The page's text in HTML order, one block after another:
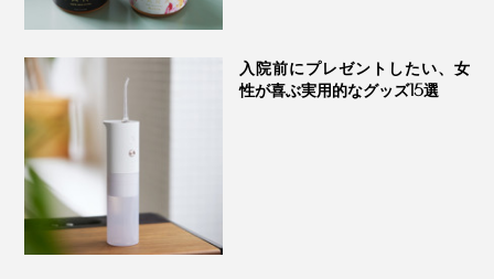
凍。味の変化を止めて、出荷されます。
入院前にプレゼントしたい、女
性が喜ぶ実用的なグッズ15選